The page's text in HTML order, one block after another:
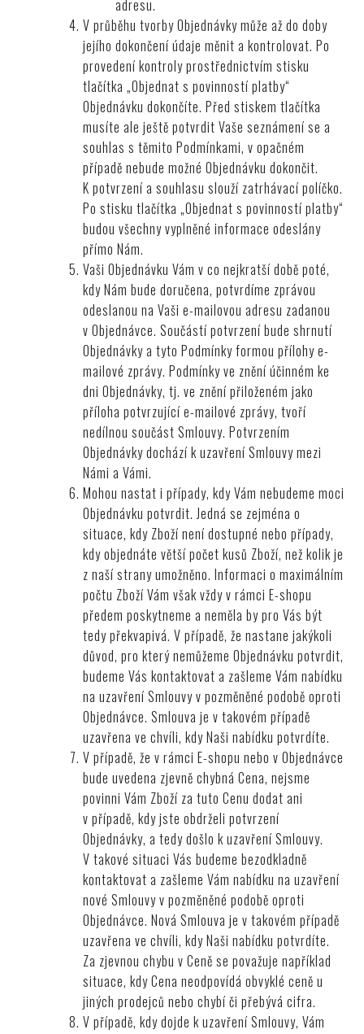
adresu.
V průběhu tvorby Objednávky může až do doby
jejího dokončení údaje měnit a kontrolovat. Po
provedení kontroly prostřednictvím stisku
tlačítka „Objednat s povinností platby“
Objednávku dokončíte. Před stiskem tlačítka
musíte ale ještě potvrdit Vaše seznámení se a
souhlas s těmito Podmínkami, v opačném
případě nebude možné Objednávku dokončit.
K potvrzení a souhlasu slouží zatrhávací políčko.
Po stisku tlačítka „Objednat s povinností platby“
budou všechny vyplněné informace odeslány
přímo Nám.
Vaši Objednávku Vám v co nejkratší době poté,
kdy Nám bude doručena, potvrdíme zprávou
odeslanou na Vaši e-mailovou adresu zadanou
v Objednávce. Součástí potvrzení bude shrnutí
Objednávky a tyto Podmínky formou přílohy e-
mailové zprávy. Podmínky ve znění účinném ke
dni Objednávky, tj. ve znění přiloženém jako
příloha potvrzující e-mailové zprávy, tvoří
nedílnou součást Smlouvy. Potvrzením
Objednávky dochází k uzavření Smlouvy mezi
Námi a Vámi.
Mohou nastat i případy, kdy Vám nebudeme moci
Objednávku potvrdit. Jedná se zejména o
situace, kdy Zboží není dostupné nebo případy,
kdy objednáte větší počet kusů Zboží, než kolik je
z naší strany umožněno. Informaci o maximálním
počtu Zboží Vám však vždy v rámci E-shopu
předem poskytneme a neměla by pro Vás být
tedy překvapivá. V případě, že nastane jakýkoli
důvod, pro který nemůžeme Objednávku potvrdit,
budeme Vás kontaktovat a zašleme Vám nabídku
na uzavření Smlouvy v pozměněné podobě oproti
Objednávce. Smlouva je v takovém případě
uzavřena ve chvíli, kdy Naši nabídku potvrdíte.
V případě, že v rámci E-shopu nebo v Objednávce
bude uvedena zjevně chybná Cena, nejsme
povinni Vám Zboží za tuto Cenu dodat ani
v případě, kdy jste obdrželi potvrzení
Objednávky, a tedy došlo k uzavření Smlouvy.
V takové situaci Vás budeme bezodkladně
kontaktovat a zašleme Vám nabídku na uzavření
nové Smlouvy v pozměněné podobě oproti
Objednávce. Nová Smlouva je v takovém případě
uzavřena ve chvíli, kdy Naši nabídku potvrdíte.
Za zjevnou chybu v Ceně se považuje například
situace, kdy Cena neodpovídá obvyklé ceně u
jiných prodejců nebo chybí či přebývá cifra.
V případě, kdy dojde k uzavření Smlouvy, Vám